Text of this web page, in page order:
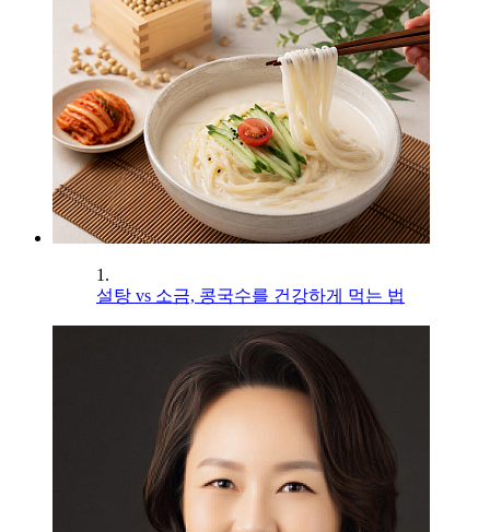
1.
설탕 vs 소금, 콩국수를 건강하게 먹는 법